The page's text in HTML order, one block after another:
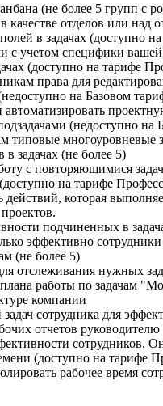
(не более 5 групп с
качестве отделов или над
в задачах (доступно
с учетом специфики
(доступно на тарифе
права для
на Базовом
автоматизировать
(недоступно на
типовые многоуровневые
задачах (не более 5)
с повторяющимися
на тарифе
действий, которая
подчиненных в
эффективно
(не более 5)
отслеживания нужных
работы по задачам
компании
сотрудника для
отчетов
сотрудников.
(доступно на тарифе
рабочее время